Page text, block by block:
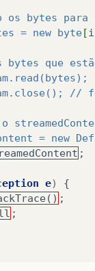
os bytes
= new byte[
bytes que
o
= new
;
e)
{
;
;